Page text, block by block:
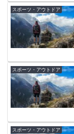
スポーツ・アウトドア
スポーツ・アウトドア
スポーツ・アウトドア